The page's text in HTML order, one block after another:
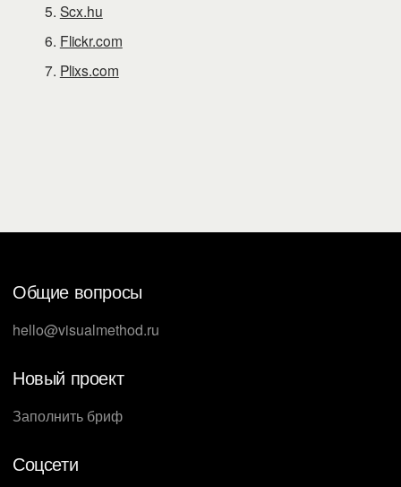
Scx.hu
Flickr.com
Plixs.com
Общие вопросы
hello@visualmethod.ru
Новый проект
Заполнить бриф
Соцсети